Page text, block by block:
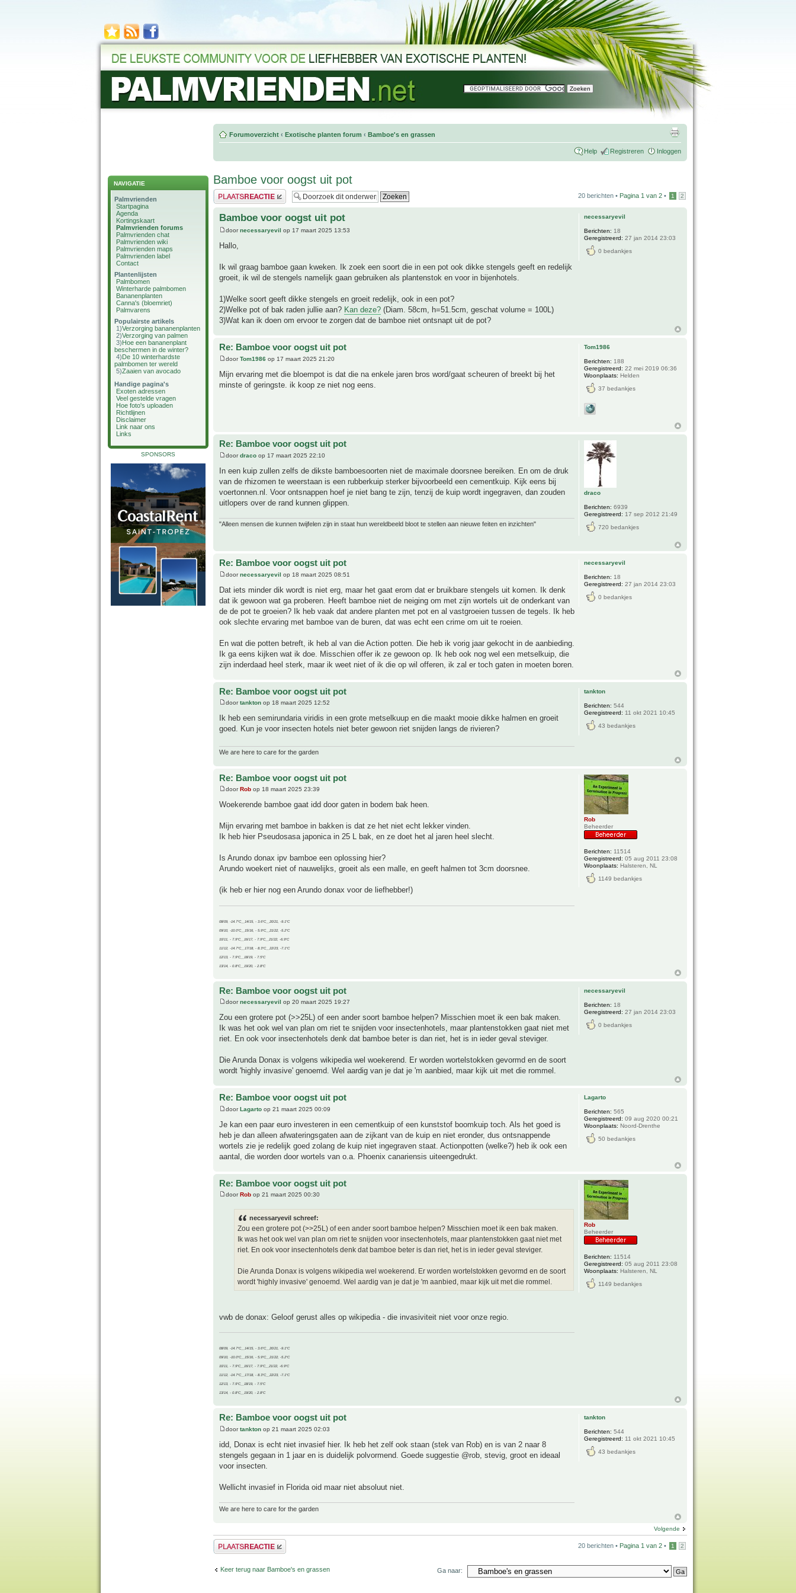
NAVIGATIE
Palmvrienden
Startpagina
Agenda
Kortingskaart
Palmvrienden forums
Palmvrienden chat
Palmvrienden wiki
Palmvrienden maps
Palmvrienden label
Contact
Plantenlijsten
Palmbomen
Winterharde palmbomen
Bananenplanten
Canna's (bloemriet)
Palmvarens
Populairste artikels
1)Verzorging bananenplanten
2)Verzorging van palmen
3)Hoe een bananenplant
beschermen in de winter?
4)De 10 winterhardste
palmbomen ter wereld
5)Zaaien van avocado
Handige pagina's
Exoten adressen
Veel gestelde vragen
Hoe foto's uploaden
Richtlijnen
Disclaimer
Link naar ons
Links
SPONSORS
Forumoverzicht ‹ Exotische planten forum ‹ Bamboe's en grassen
Help Registreren Inloggen
Bamboe voor oogst uit pot
Plaats een reactie 20 berichten • Pagina 1 van 2 • 1 2
Bamboe voor oogst uit pot
doornecessaryevil op 17 maart 2025 13:53
Hallo,
Ik wil graag bamboe gaan kweken. Ik zoek een soort die in een pot ook dikke stengels geeft en redelijk
groeit, ik wil de stengels namelijk gaan gebruiken als plantenstok en voor in bijenhotels.
1)Welke soort geeft dikke stengels en groeit redelijk, ook in een pot?
2)Welke pot of bak raden jullie aan? Kan deze? (Diam. 58cm, h=51.5cm, geschat volume = 100L)
3)Wat kan ik doen om ervoor te zorgen dat de bamboe niet ontsnapt uit de pot?
necessaryevil
Berichten: 18
Geregistreerd: 27 jan 2014 23:03
0 bedankjes
Re: Bamboe voor oogst uit pot
doorTom1986 op 17 maart 2025 21:20
Mijn ervaring met die bloempot is dat die na enkele jaren bros word/gaat scheuren of breekt bij het
minste of geringste. ik koop ze niet nog eens.
Tom1986
Berichten: 188
Geregistreerd: 22 mei 2019 06:36
Woonplaats: Helden
37 bedankjes
Re: Bamboe voor oogst uit pot
doordraco op 17 maart 2025 22:10
In een kuip zullen zelfs de dikste bamboesoorten niet de maximale doorsnee bereiken. En om de druk
van de rhizomen te weerstaan is een rubberkuip sterker bijvoorbeeld een cementkuip. Kijk eens bij
voertonnen.nl. Voor ontsnappen hoef je niet bang te zijn, tenzij de kuip wordt ingegraven, dan zouden
uitlopers over de rand kunnen glippen.
"Alleen mensen die kunnen twijfelen zijn in staat hun wereldbeeld bloot te stellen aan nieuwe feiten en inzichten"
draco
Berichten: 6939
Geregistreerd: 17 sep 2012 21:49
720 bedankjes
Re: Bamboe voor oogst uit pot
doornecessaryevil op 18 maart 2025 08:51
Dat iets minder dik wordt is niet erg, maar het gaat erom dat er bruikbare stengels uit komen. Ik denk
dat ik gewoon wat ga proberen. Heeft bamboe niet de neiging om met zijn wortels uit de onderkant van
de de pot te groeien? Ik heb vaak dat andere planten met pot en al vastgroeien tussen de tegels. Ik heb
ook slechte ervaring met bamboe van de buren, dat was echt een crime om uit te roeien.
En wat die potten betreft, ik heb al van die Action potten. Die heb ik vorig jaar gekocht in de aanbieding.
Ik ga eens kijken wat ik doe. Misschien offer ik ze gewoon op. Ik heb ook nog wel een metselkuip, die
zijn inderdaad heel sterk, maar ik weet niet of ik die op wil offeren, ik zal er toch gaten in moeten boren.
necessaryevil
Berichten: 18
Geregistreerd: 27 jan 2014 23:03
0 bedankjes
Re: Bamboe voor oogst uit pot
doortankton op 18 maart 2025 12:52
Ik heb een semirundaria viridis in een grote metselkuup en die maakt mooie dikke halmen en groeit
goed. Kun je voor insecten hotels niet beter gewoon riet snijden langs de rivieren?
We are here to care for the garden
tankton
Berichten: 544
Geregistreerd: 11 okt 2021 10:45
43 bedankjes
Re: Bamboe voor oogst uit pot
doorRob op 18 maart 2025 23:39
Woekerende bamboe gaat idd door gaten in bodem bak heen.
Mijn ervaring met bamboe in bakken is dat ze het niet echt lekker vinden.
Ik heb hier Pseudosasa japonica in 25 L bak, en ze doet het al jaren heel slecht.
Is Arundo donax ipv bamboe een oplossing hier?
Arundo woekert niet of nauwelijks, groeit als een malle, en geeft halmen tot 3cm doorsnee.
(ik heb er hier nog een Arundo donax voor de liefhebber!)
08/09, -14.7°C__14/15, - 3.6°C__20/21, -9.1°C
09/10, -10.0°C__15/16, - 5.9°C__21/22, -5.2°C
10/11, - 7.9°C__16/17, - 7.9°C__21/22, -6.9°C
11/12, -14.7°C__17/18, - 8.3°C__22/23, -7.1°C
12/13, - 7.9°C__18/19, - 7.5°C
13/14, - 0.8°C__19/20, - 2.8°C
Rob
Beheerder
Berichten: 11514
Geregistreerd: 05 aug 2011 23:08
Woonplaats: Halsteren, NL
1149 bedankjes
Re: Bamboe voor oogst uit pot
doornecessaryevil op 20 maart 2025 19:27
Zou een grotere pot (>>25L) of een ander soort bamboe helpen? Misschien moet ik een bak maken.
Ik was het ook wel van plan om riet te snijden voor insectenhotels, maar plantenstokken gaat niet met
riet. En ook voor insectenhotels denk dat bamboe beter is dan riet, het is in ieder geval steviger.
Die Arunda Donax is volgens wikipedia wel woekerend. Er worden wortelstokken gevormd en de soort
wordt 'highly invasive' genoemd. Wel aardig van je dat je 'm aanbied, maar kijk uit met die rommel.
necessaryevil
Berichten: 18
Geregistreerd: 27 jan 2014 23:03
0 bedankjes
Re: Bamboe voor oogst uit pot
doorLagarto op 21 maart 2025 00:09
Je kan een paar euro investeren in een cementkuip of een kunststof boomkuip toch. Als het goed is
heb je dan alleen afwateringsgaten aan de zijkant van de kuip en niet eronder, dus ontsnappende
wortels zie je redelijk goed zolang de kuip niet ingegraven staat. Actionpotten (welke?) heb ik ook een
aantal, die worden door wortels van o.a. Phoenix canariensis uiteengedrukt.
Lagarto
Berichten: 565
Geregistreerd: 09 aug 2020 00:21
Woonplaats: Noord-Drenthe
50 bedankjes
Re: Bamboe voor oogst uit pot
door Rob op 21 maart 2025 00:30
necessaryevil schreef:
Zou een grotere pot (>>25L) of een ander soort bamboe helpen? Misschien moet ik een bak maken.
Ik was het ook wel van plan om riet te snijden voor insectenhotels, maar plantenstokken gaat niet met
riet. En ook voor insectenhotels denk dat bamboe beter is dan riet, het is in ieder geval steviger.
Die Arunda Donax is volgens wikipedia wel woekerend. Er worden wortelstokken gevormd en de soort
wordt 'highly invasive' genoemd. Wel aardig van je dat je 'm aanbied, maar kijk uit met die rommel.
vwb de donax: Geloof gerust alles op wikipedia - die invasiviteit niet voor onze regio.
08/09, -14.7°C__14/15, - 3.6°C__20/21, -9.1°C
09/10, -10.0°C__15/16, - 5.9°C__21/22, -5.2°C
10/11, - 7.9°C__16/17, - 7.9°C__21/22, -6.9°C
11/12, -14.7°C__17/18, - 8.3°C__22/23, -7.1°C
12/13, - 7.9°C__18/19, - 7.5°C
13/14, - 0.8°C__19/20, - 2.8°C
Rob
Beheerder
Berichten: 11514
Geregistreerd: 05 aug 2011 23:08
Woonplaats: Halsteren, NL
1149 bedankjes
Re: Bamboe voor oogst uit pot
doortankton op 21 maart 2025 02:03
idd, Donax is echt niet invasief hier. Ik heb het zelf ook staan (stek van Rob) en is van 2 naar 8
stengels gegaan in 1 jaar en is duidelijk polvormend. Goede suggestie @rob, stevig, groot en ideaal
voor insecten.
Wellicht invasief in Florida oid maar niet absoluut niet.
We are here to care for the garden
tankton
Berichten: 544
Geregistreerd: 11 okt 2021 10:45
43 bedankjes
Volgende
Plaats een reactie 20 berichten • Pagina 1 van 2 • 1 2
Keer terug naar Bamboe's en grassen Ga naar: